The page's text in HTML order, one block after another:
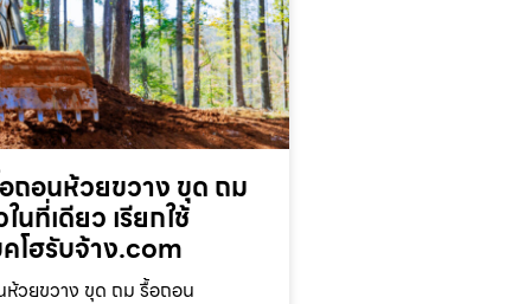
ถอนห้วยขวาง ขุด ถม
นที่เดียว เรียกใช้
โฮรับจ้าง.com
ห้วยขวาง ขุด ถม รื้อถอน